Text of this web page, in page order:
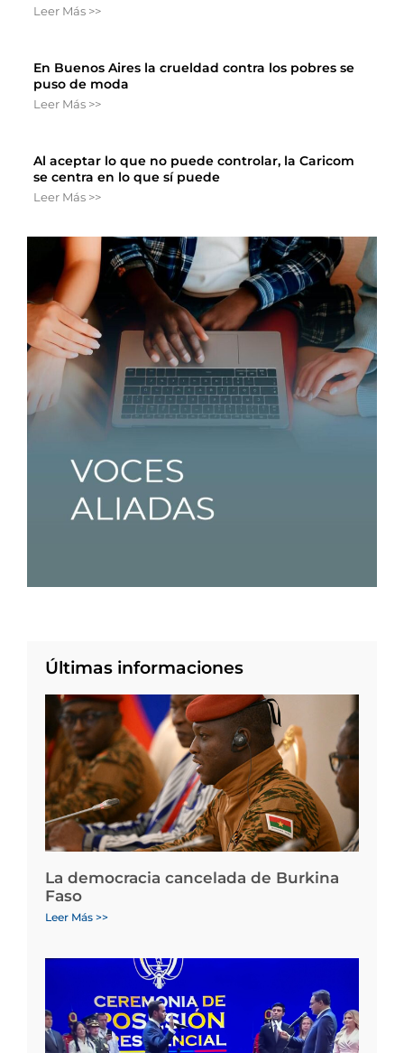
Leer Más >>
En Buenos Aires la crueldad contra los pobres se
puso de moda
Leer Más >>
Al aceptar lo que no puede controlar, la Caricom
se centra en lo que sí puede
Leer Más >>
Últimas informaciones
La democracia cancelada de Burkina
Faso
Leer Más >>